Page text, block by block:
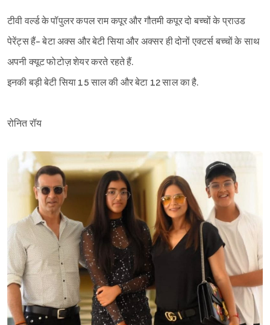
टीवी वर्ल्ड के पॉपुलर कपल राम कपूर और गौतमी कपूर दो बच्चों के प्राउड
पेरेंट्स हैं- बेटा अक्स और बेटी सिया और अक्सर ही दोनों एक्टर्स बच्चों के साथ
अपनी क्यूट फोटोज़ शेयर करते रहते हैं.
इनकी बड़ी बेटी सिया 15 साल की और बेटा 12 साल का है.
रोनित रॉय